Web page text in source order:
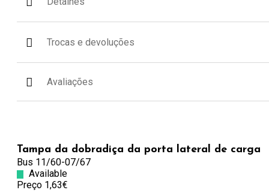
Trocas e devoluções
Avaliações
Tampa da dobradiça da porta lateral de carga
Bus 11/60-07/67
Available
Preço 1,63€